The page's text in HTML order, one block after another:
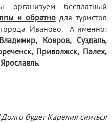
бесплатный
и обратнодля туристов
Иваново. А именно:
Владимир, Ковров, Суздаль,
Приволжск, Палех,
Долго будет Карелия сниться